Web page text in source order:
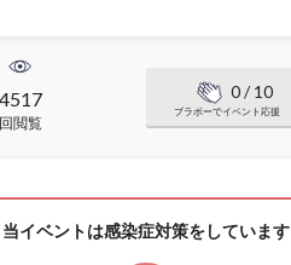
4517
回閲覧
0/ 10
ブラボーでイベント応援
当イベントは感染症対策をしています